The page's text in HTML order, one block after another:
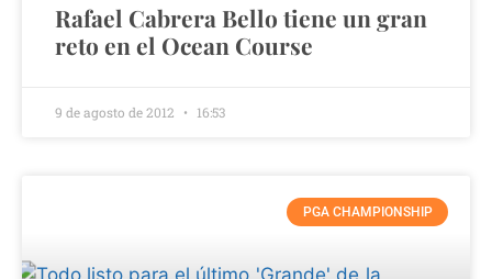
Rafael Cabrera Bello tiene un gran
reto en el Ocean Course
9 de agosto de 2012 16:53
PGA CHAMPIONSHIP